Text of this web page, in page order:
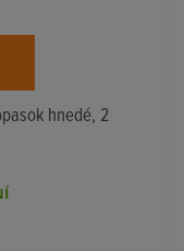
hnedé, 2